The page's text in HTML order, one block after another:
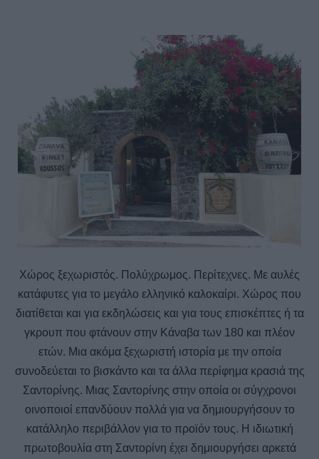
Χώρος ξεχωριστός. Πολύχρωμος. Περίτεχνες. Με αυλές
κατάφυτες για το μεγάλο ελληνικό καλοκαίρι. Χώρος που
διατίθεται και για εκδηλώσεις και για τους επισκέπτες ή τα
γκρουπ που φτάνουν στην Κάναβα των 180 και πλέον
ετών. Μια ακόμα ξεχωριστή ιστορία με την οποία
συνοδεύεται το βισκάντο και τα άλλα περίφημα κρασιά της
Σαντορίνης. Μιας Σαντορίνης στην οποία οι σύγχρονοι
οινοποιοί επανδύουν πολλά για να δημιουργήσουν το
κατάλληλο περιβάλλον για το προϊόν τους. Η ιδιωτική
πρωτοβουλία στη Σαντορίνη έχει δημιουργήσει αρκετά